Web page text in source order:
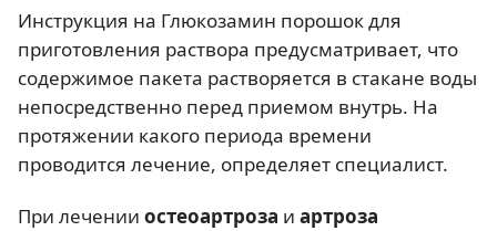
Инструкция на Глюкозамин порошок для
приготовления раствора предусматривает, что
содержимое пакета растворяется в стакане воды
непосредственно перед приемом внутрь. На
протяжении какого периода времени
проводится лечение, определяет специалист.
При лечении остеоартроза и артроза